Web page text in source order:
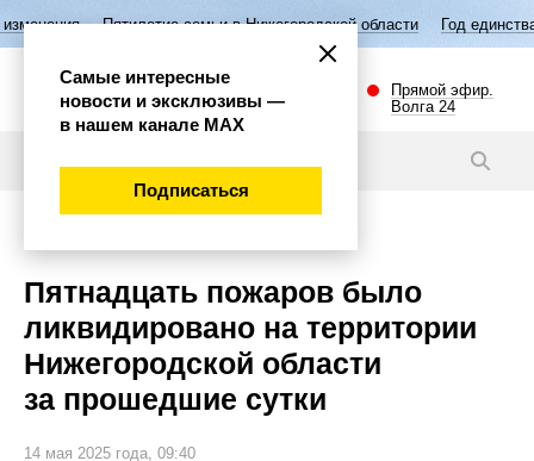
Пятилетие семьи в Нижегородской области Год единства народов
Прямой эфир.
Волга 24
Пятнадцать пожаров было
ликвидировано на территории
Нижегородской области
за прошедшие сутки
14 мая 2025 года, 09:40
Самые интересные
новости и эксклюзивы —
в нашем канале МАХ
Подписаться